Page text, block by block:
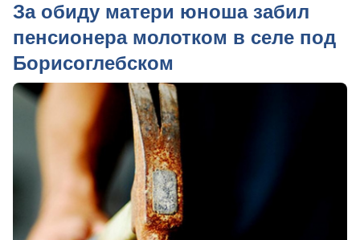
За обиду матери юноша забил
пенсионера молотком в селе под
Борисоглебском